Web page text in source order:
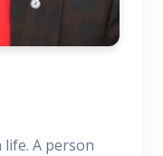
A person